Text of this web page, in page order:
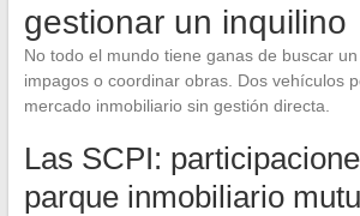
gestionar un inquilino
No todo el mundo tiene ganas de buscar
impagos o coordinar obras. Dos vehículos
mercado inmobiliario sin gestión directa.
Las SCPI:
parque inmobiliario